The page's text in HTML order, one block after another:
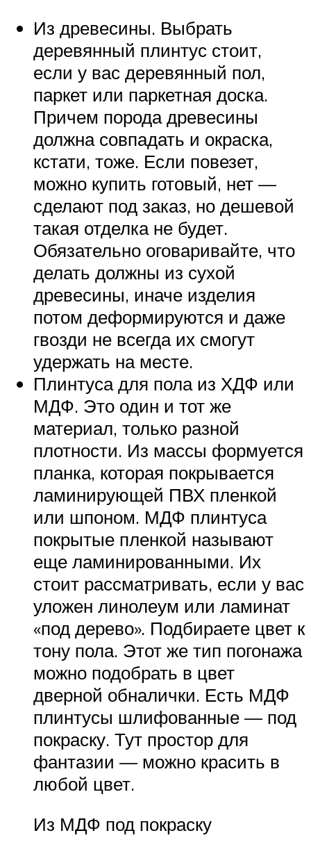
Из древесины. Выбрать
деревянный плинтус стоит,
если у вас деревянный пол,
паркет или паркетная доска.
Причем порода древесины
должна совпадать и окраска,
кстати, тоже. Если повезет,
можно купить готовый, нет —
сделают под заказ, но дешевой
такая отделка не будет.
Обязательно оговаривайте, что
делать должны из сухой
древесины, иначе изделия
потом деформируются и даже
гвозди не всегда их смогут
удержать на месте.
Плинтуса для пола из ХДФ или
МДФ. Это один и тот же
материал, только разной
плотности. Из массы формуется
планка, которая покрывается
ламинирующей ПВХ пленкой
или шпоном. МДФ плинтуса
покрытые пленкой называют
еще ламинированными. Их
стоит рассматривать, если у вас
уложен линолеум или ламинат
«под дерево». Подбираете цвет к
тону пола. Этот же тип погонажа
можно подобрать в цвет
дверной обналички. Есть МДФ
плинтусы шлифованные — под
покраску. Тут простор для
фантазии — можно красить в
любой цвет.
Из МДФ под покраску